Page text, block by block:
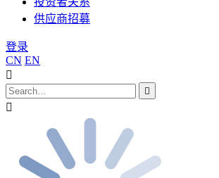
供应商招募
登录
CN EN